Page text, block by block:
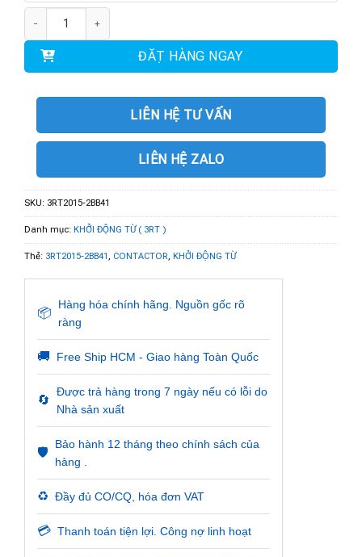
ĐẶT HÀNG NGAY
LIÊN HỆ TƯ VẤN
LIÊN HỆ ZALO
SKU: 3RT2015-2BB41
Danh mục: KHỞI ĐỘNG TỪ ( 3RT )
Thẻ: 3RT2015-2BB41, CONTACTOR, KHỞI ĐỘNG TỪ
📦
Hàng hóa chính hãng. Nguồn gốc rõ
ràng
🚚 Free Ship HCM - Giao hàng Toàn Quốc
🔄
Được trả hàng trong 7 ngày nếu có lỗi do
Nhà sản xuất
🛡️
Bảo hành 12 tháng theo chính sách của
hàng .
♻️ Đầy đủ CO/CQ, hóa đơn VAT
💳 Thanh toán tiện lợi. Công nợ linh hoạt